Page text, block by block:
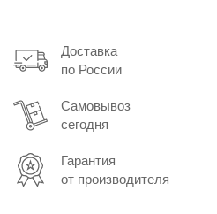
Доставка
по России
Самовывоз
сегодня
Гарантия
от производителя